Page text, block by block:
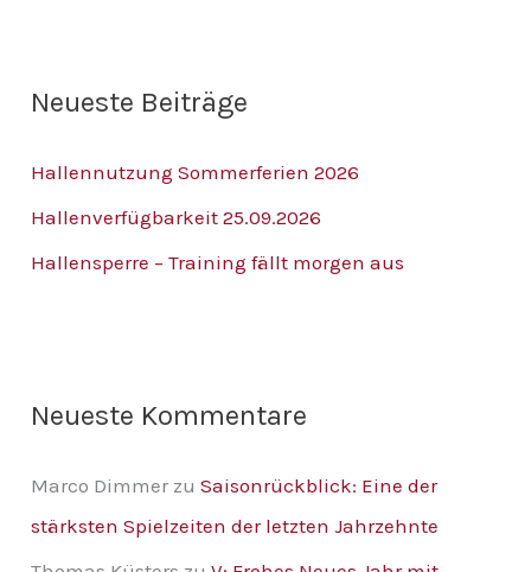
e
a
c
Neueste Beiträge
Hallennutzung Sommerferien 2026
Hallenverfügbarkeit 25.09.2026
Hallensperre – Training fällt morgen aus
Neueste Kommentare
Marco Dimmer zuSaisonrückblick: Eine der
stärksten Spielzeiten der letzten Jahrzehnte